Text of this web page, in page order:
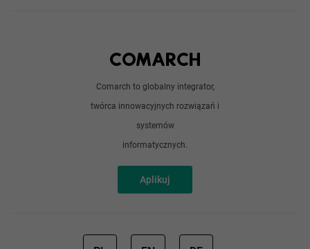
Comarch to globalny integrator,
twórca innowacyjnych rozwiązań i
systemów
informatycznych.
Aplikuj
Doświadczeni programiści